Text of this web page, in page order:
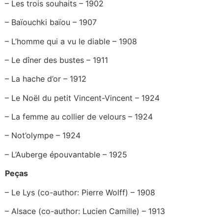
– Les trois souhaits – 1902
– Baïouchki baïou – 1907
– L’homme qui a vu le diable – 1908
– Le dîner des bustes – 1911
– La hache d’or – 1912
– Le Noël du petit Vincent-Vincent – 1924
– La femme au collier de velours – 1924
– Not’olympe – 1924
– L’Auberge épouvantable – 1925
Peças
– Le Lys (co-author: Pierre Wolff) – 1908
– Alsace (co-author: Lucien Camille) – 1913